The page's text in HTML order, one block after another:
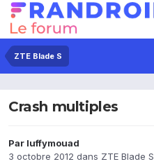
ZTE Blade S
Crash multiples
Par luffymouad
3 octobre 2012 dans ZTE Blade S